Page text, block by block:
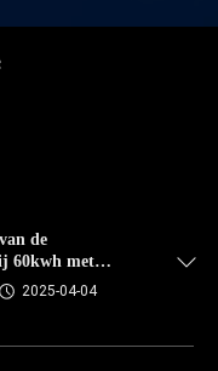
de
60kwh met
Post
2025-04-04